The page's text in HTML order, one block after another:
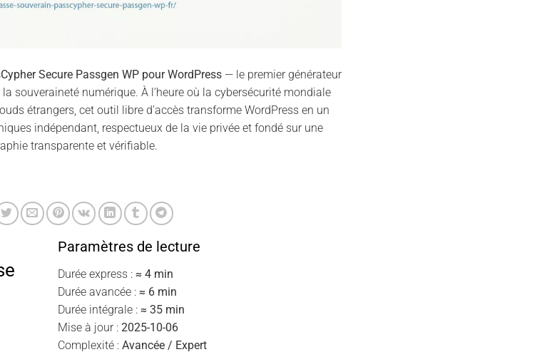
Secure Passgen WP pour WordPress— le premier générateur
souveraineté numérique. À l’heure où la cybersécurité mondiale
étrangers, cet outil libre d’accès transforme WordPress en un
indépendant, respectueux de la vie privée et fondé sur une
transparente et vérifiable.
Paramètres de lecture
Durée express : ≈ 4 min
Durée avancée : ≈ 6 min
Durée intégrale : ≈ 35 min
Mise à jour : 2025-10-06
Complexité : Avancée / Expert